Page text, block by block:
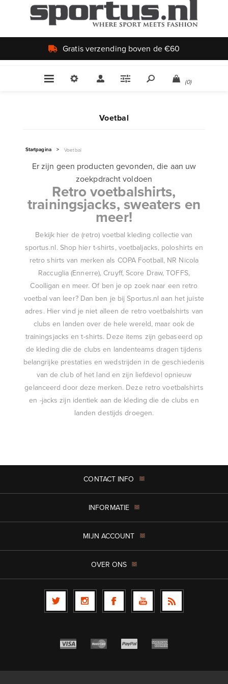
Gratis verzending boven de €60
(0)
Startpagina > Voetbal
Voetbal
Er zijn geen producten gevonden, die aan uw
zoekpdracht voldoen
Retro voetbalshirts,
trainingsjacks, sweaters en
meer!
Bekijk hier de (retro) voetbal kleding collectie van
sportus.nl. Shop hier t-shirts, voetbaljacks, poloshirts en
retro shirts van merken als COPA Football, NR Nicola
Raccuglia (Ennerre), Cruyff, Score Draw, TOFFS,
Coolligan en meer. Of ben je op zoek naar een retro
voetbal van leer? Dan ben je bij Sportus.nl aan het juiste
adres. Hier vind je niet alleen de retro voetbalshirts van
clubs en landen over de hele wereld, maar ook de
trainingsjacks en t-shirts. Deze items zijn gebaseerd op
de kleding die de clubs en landenteams dragen tijdens
belangrijke prestaties en wedstrijden in de geschiedenis
van de club of het land en zijn liefdevol opnieuw
gelanceerd door deze merken. Deze retro voetbalshirts
en -jacks zijn identiek aan de kleding die de clubs en
landen destijds droegen.
CONTACT INFO
INFORMATIE
MIJN ACCOUNT
OVER ONS